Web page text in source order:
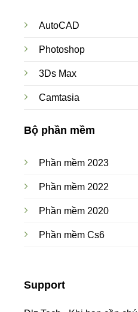
AutoCAD
Photoshop
3Ds Max
Camtasia
Bộ phần mềm
Phần mềm 2023
Phần mềm 2022
Phần mềm 2020
Phần mềm Cs6
Support